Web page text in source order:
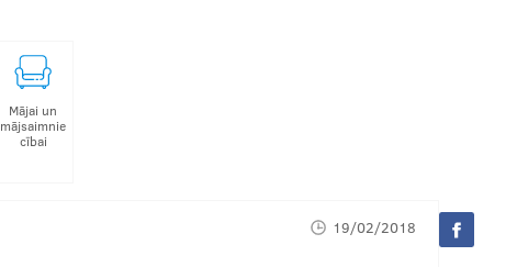
Mājai un
mājsaimnie
cībai
19/02/2018